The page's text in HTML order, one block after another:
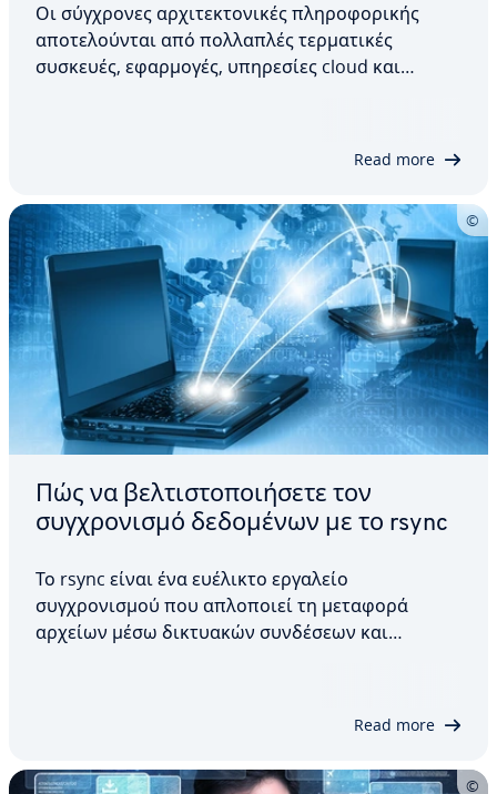
Οι σύγχρονες αρχιτεκτονικές πληροφορικής
αποτελούνται από πολλαπλές τερματικές
συσκευές, εφαρμογές, υπηρεσίες cloud και
οποίες δεν μπορούν να αντιμετωπιστούν
αποτελεσματικά με τις παραδοσιακές…
Read more
Πώς να βελτιστοποιήσετε τον
συγχρονισμό δεδομένων με το rsync
Το rsync είναι ένα ευέλικτο εργαλείο
συγχρονισμού που απλοποιεί τη μεταφορά
αρχείων μέσω δικτυακών συνδέσεων και
μεταξύ διαφορετικών συστημάτων, καθώς
μέσω…
Read more